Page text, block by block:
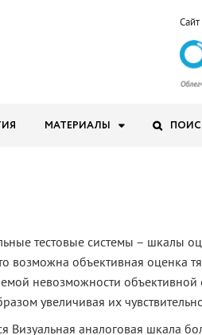
МАТЕРИАЛЫ
тестовые системы – шкалы
объективная оценка
невозможности
увеличивая их
Визуальная аналоговая шкала